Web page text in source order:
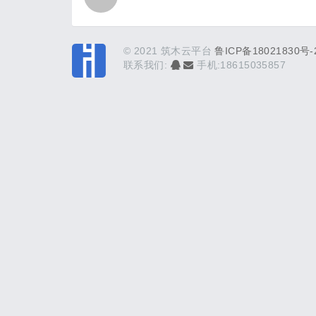
© 2021 筑木云平台鲁ICP备18021830号-
联系我们:
手机:18615035857